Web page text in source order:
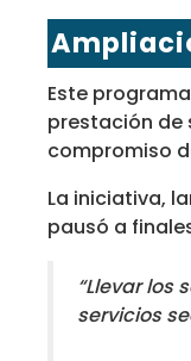
Este
prestación de
compromiso
La iniciativa,
pausó a
“Llevar los
servicios